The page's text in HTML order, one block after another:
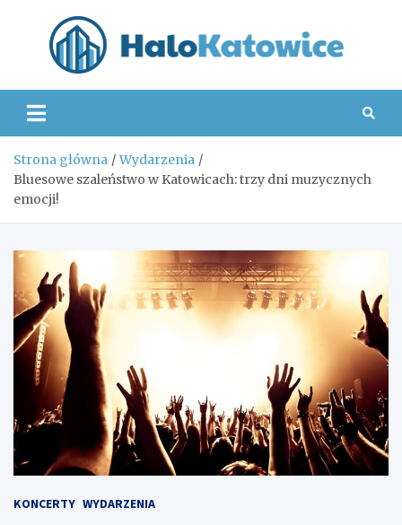
Strona główna
Wydarzenia
Bluesowe szaleństwo w Katowicach: trzy dni muzycznych
emocji!
KONCERTY WYDARZENIA